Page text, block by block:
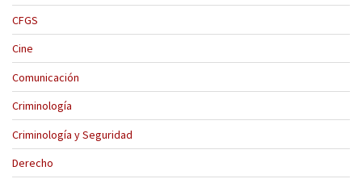
CFGS
Cine
Comunicación
Criminología
Criminología y Seguridad
Derecho